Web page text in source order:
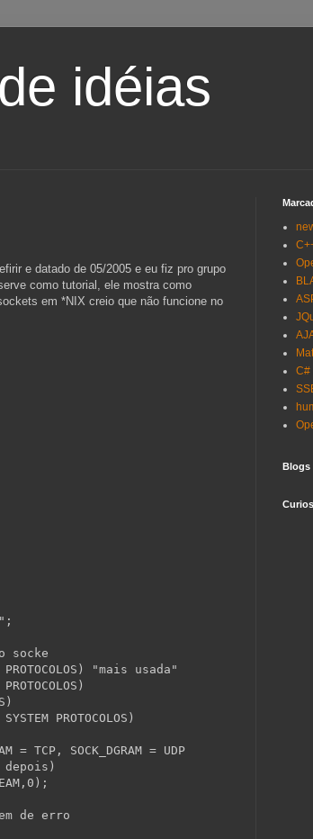
idéias
e datado de 05/2005 e eu fiz pro grupo
como tutorial, ele mostra como
em *NIX creio que não funcione no
;
socke
"mais usada"
PROTOCOLOS)
TCP, SOCK_DGRAM = UDP
de erro
C#
Blogs